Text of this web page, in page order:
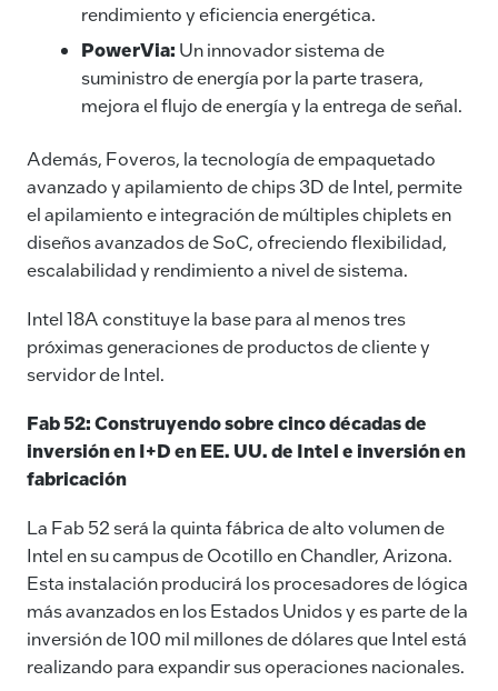
rendimiento y eficiencia energética.
PowerVia: Un innovador sistema de
suministro de energía por la parte trasera,
mejora el flujo de energía y la entrega de señal.
Además, Foveros, la tecnología de empaquetado
avanzado y apilamiento de chips 3D de Intel, permite
el apilamiento e integración de múltiples chiplets en
diseños avanzados de SoC, ofreciendo flexibilidad,
escalabilidad y rendimiento a nivel de sistema.
Intel 18A constituye la base para al menos tres
próximas generaciones de productos de cliente y
servidor de Intel.
Fab 52: Construyendo sobre cinco décadas de
inversión en I+D en EE. UU. de Intel e inversión en
fabricación
La Fab 52 será la quinta fábrica de alto volumen de
Intel en su campus de Ocotillo en Chandler, Arizona.
Esta instalación producirá los procesadores de lógica
más avanzados en los Estados Unidos y es parte de la
inversión de 100 mil millones de dólares que Intel está
realizando para expandir sus operaciones nacionales.